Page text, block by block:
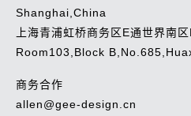
Shanghai,China
上海青浦虹桥商务区E通世界南
Room103,Block
商务合作
allen@gee-design.cn